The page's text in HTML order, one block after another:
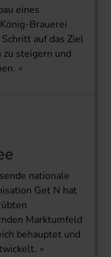
eines
Brauerei
auf das Ziel
zu steigern und
nationale
Get N hat
Marktumfeld
behauptet und